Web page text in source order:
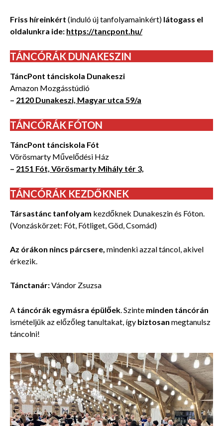
Friss híreinkért (induló új tanfolyamainkért) látogass el
oldalunkra ide: https://tancpont.hu/
TÁNCÓRÁK DUNAKESZIN
TáncPont tánciskola Dunakeszi
Amazon Mozgásstúdió
– 2120 Dunakeszi, Magyar utca 59/a
TÁNCÓRÁK FÓTON
TáncPont tánciskola Fót
Vörösmarty Művelődési Ház
– 2151 Fót, Vörösmarty Mihály tér 3,
TÁNCÓRÁK KEZDŐKNEK
Társastánc tanfolyam kezdőknek Dunakeszin és Fóton.
(Vonzáskörzet: Fót, Fótliget, Göd, Csomád)
Az órákon nincs párcsere, mindenki azzal táncol, akivel
érkezik.
Tánctanár:Vándor Zsuzsa
A táncórák egymásra épülőek. Szinte minden táncórán
ismételjük az előzőleg tanultakat, így biztosan megtanulsz
táncolni!